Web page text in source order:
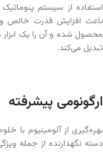
استفاده از سیستم
باعث افزایش قدرت خالص
محصول شده و آن را یک
تبدیل می‌کند.
ارگونومی پیشرفته
بهره‌گیری از آلومینیوم با
دسته نگهدارنده از جمله